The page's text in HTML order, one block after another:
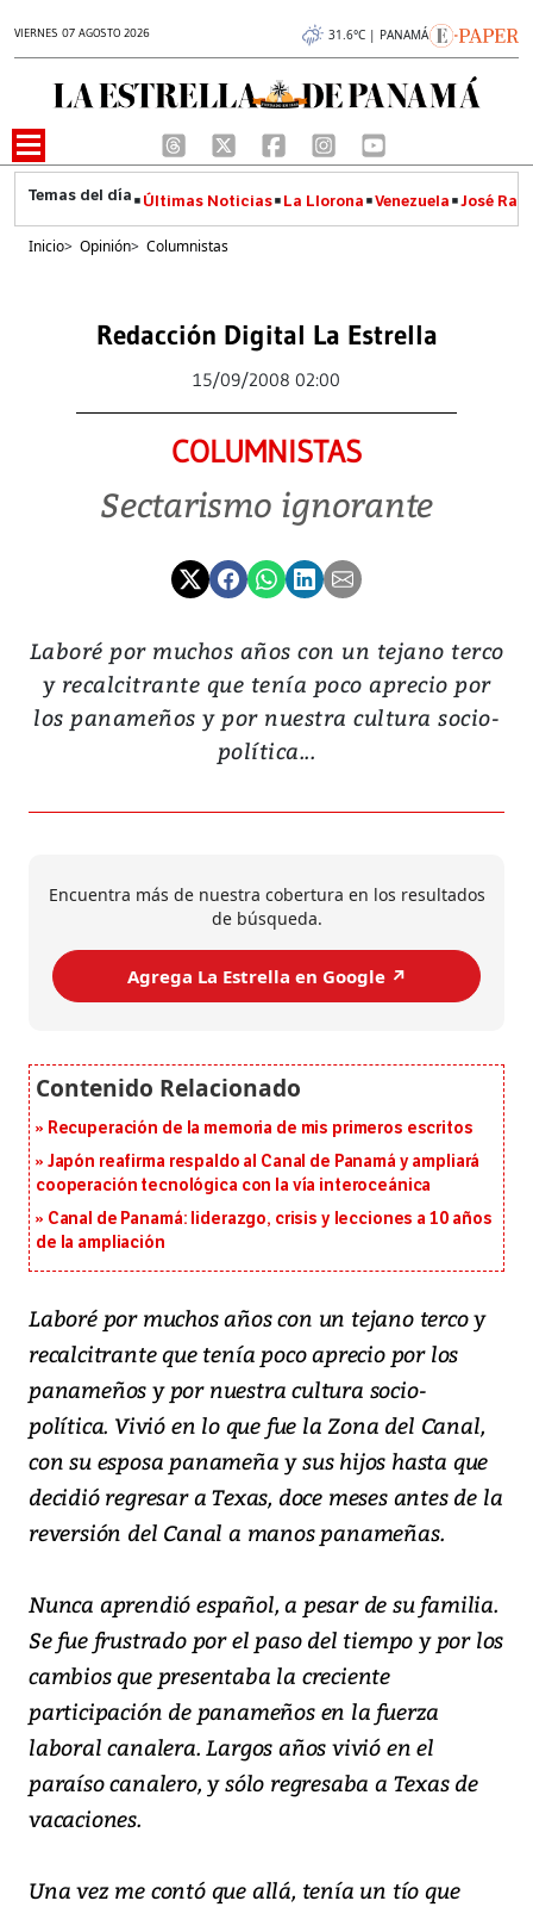
VIERNES 07 AGOSTO 2026 31.6°C | PANAMÁ
Últimas Noticias La Llorona Venezuela José
Inicio> Opinión> Columnistas
Redacción Digital La Estrella
15/09/2008 02:00
COLUMNISTAS
Sectarismo ignorante
Laboré por muchos años con un tejano terco
y recalcitrante que tenía poco aprecio por
los panameños y por nuestra cultura socio-
política...
Encuentra más de nuestra cobertura en los resultados
de búsqueda.
Agrega La Estrella en Google ↗️
Recuperación de la memoria de mis primeros escritos
Japón reafirma respaldo al Canal de Panamá y ampliará
cooperación tecnológica con la vía interoceánica
Canal de Panamá: liderazgo, crisis y lecciones a 10 años
de la ampliación
Laboré por muchos años con un tejano terco y
recalcitrante que tenía poco aprecio por los
panameños y por nuestra cultura socio-
política. Vivió en lo que fue la Zona del Canal,
con su esposa panameña y sus hijos hasta que
decidió regresar a Texas, doce meses antes de la
reversión del Canal a manos panameñas.
Nunca aprendió español, a pesar de su familia.
Se fue frustrado por el paso del tiempo y por los
cambios que presentaba la creciente
participación de panameños en la fuerza
laboral canalera. Largos años vivió en el
paraíso canalero, y sólo regresaba a Texas de
vacaciones.
Una vez me contó que allá, tenía un tío que